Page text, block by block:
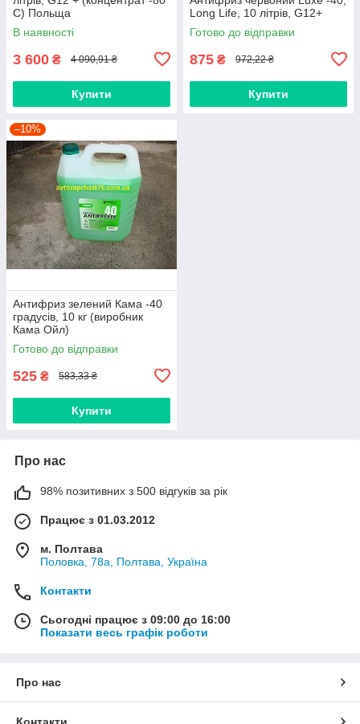
C) Польща
В наявності
3 600 ₴ 4 090,91 ₴
Купити
Long Life, 10 літрів, G12+
Готово до відправки
875 ₴ 972,22 ₴
Купити
–10%
Антифриз зелений Кама -40
градусів, 10 кг (виробник
Кама Ойл)
Готово до відправки
525 ₴ 583,33 ₴
Купити
Про нас
98% позитивних з 500 відгуків за рік
Працює з 01.03.2012
м. Полтава
Половка, 78а, Полтава, Україна
Контакти
Сьогодні працює з 09:00 до 16:00
Показати весь графік роботи
Про нас